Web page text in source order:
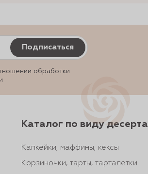
Подписаться
обработки
Каталог по виду десерта
Капкейки, маффины, кексы
Корзиночки, тарты, тарталетки